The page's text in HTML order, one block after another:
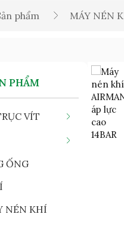
phẩm MÁY NÉN
PHẨM
VÍT
ỐNG
NÉN KHÍ